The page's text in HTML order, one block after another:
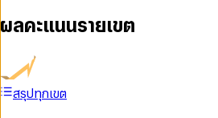
ผลคะแนนรายเขต
สรุปทุกเขต